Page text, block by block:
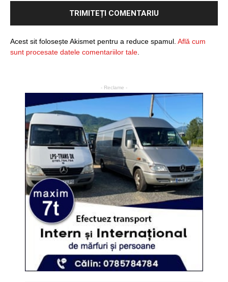
Acest sit folosește Akismet pentru a reduce spamul. Află cum
sunt procesate datele comentariilor tale.
- Reclame -